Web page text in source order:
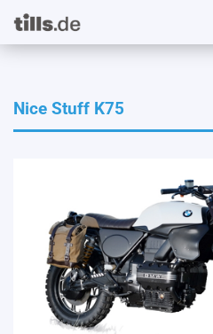
Nice Stuff K75